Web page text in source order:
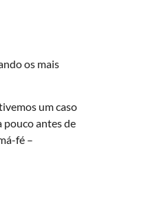
os mais
um caso
pouco antes de
fé –